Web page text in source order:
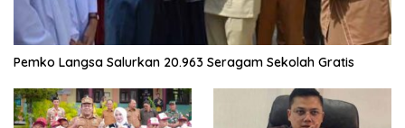
Pemko Langsa Salurkan 20.963 Seragam Sekolah Gratis